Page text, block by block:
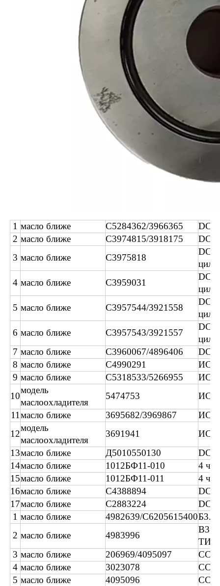
1 масло ближе C5284362/3966365
2 масло ближе C3974815/3918175
3 масло ближе C3975818
4 масло ближе C3959031
5 масло ближе C3957544/3921558
6 масло ближе C3957543/3921557
7 масло ближе C3960067/4896406
8 масло ближе C4990291
9 масло ближе C5318533/5266955
10
модель
маслоохладителя
5474753
11масло ближе 3695682/3969867
ИСГ
12
модель
маслоохладителя
3691941
ИСГ
13масло ближе Д5010550130
14масло ближе 1012БФ11-010
4
15масло ближе 1012БФ11-011
4
16масло ближе C4388894
17масло ближе C2883224
1 масло ближе 4982639/C6205615400Б3.3
2 масло ближе 4983996
ТИП
3 масло ближе 206969/4095097
4 масло ближе 3023078
5 масло ближе 4095096